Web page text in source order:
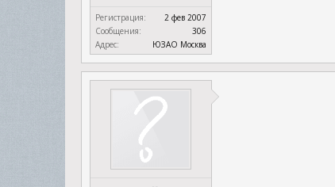
Регистрация:
2 фев 2007
Сообщения:
306
Адрес:
ЮЗАО Москва